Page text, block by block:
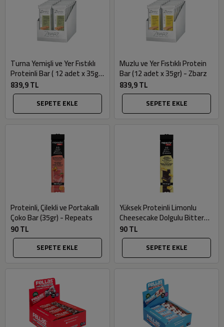
Turna Yemişli ve Yer Fıstıklı
Proteinli Bar ( 12 adet x 35gr)
- Zbarz
839,9 TL
SEPETE EKLE
Muzlu ve Yer Fıstıklı Protein
Bar (12 adet x 35gr) - Zbarz
839,9 TL
SEPETE EKLE
Proteinli, Çilekli ve Portakallı
Çoko Bar (35gr) - Repeats
90 TL
SEPETE EKLE
Yüksek Proteinli Limonlu
Cheesecake Dolgulu Bitter
Çoko Bar (35gr) - Repeats
90 TL
SEPETE EKLE